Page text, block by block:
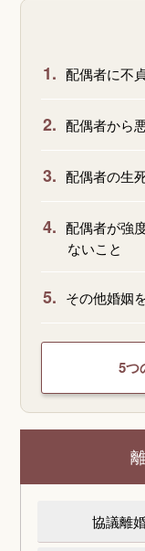
1. 配偶者に不
2. 配偶者から
3. 配偶者の生
4. 配偶者が強
ないこと
5. その他婚姻
5つ
協議離